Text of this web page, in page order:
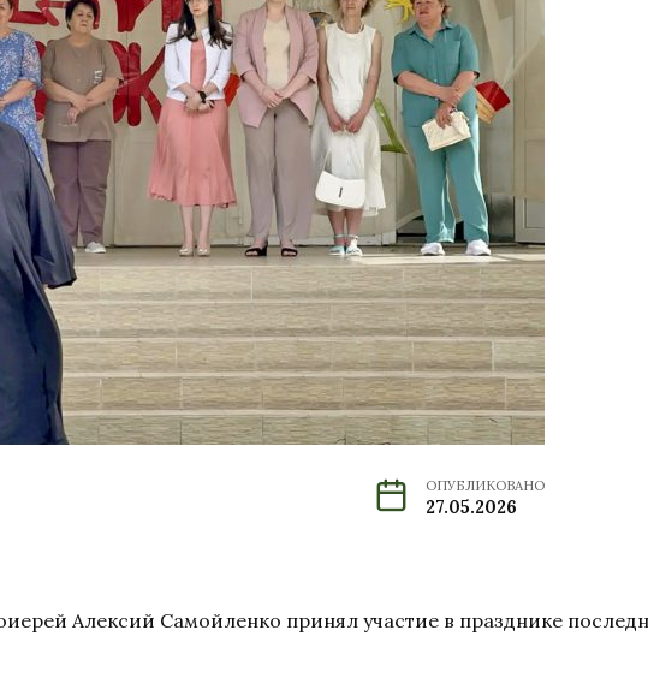
ОПУБЛИКОВАНО
27.05.2026
Алексий Самойленко принял участие в празднике